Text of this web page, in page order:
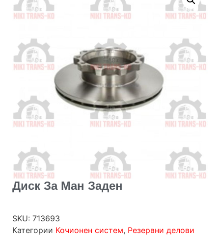
Диск За Ман Заден
SKU: 713693
Категории Кочионен систем, Резервни делови